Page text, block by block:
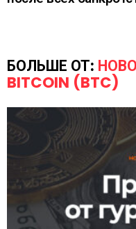
БОЛЬШЕ ОТ:
BITCOIN (BTC)